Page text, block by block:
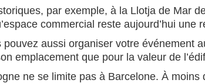
par exemple, à la Llotja de Mar
commercial reste aujourd’hui une
aussi organiser votre événement
emplacement que pour la valeur de
ne se limite pas à Barcelone. À